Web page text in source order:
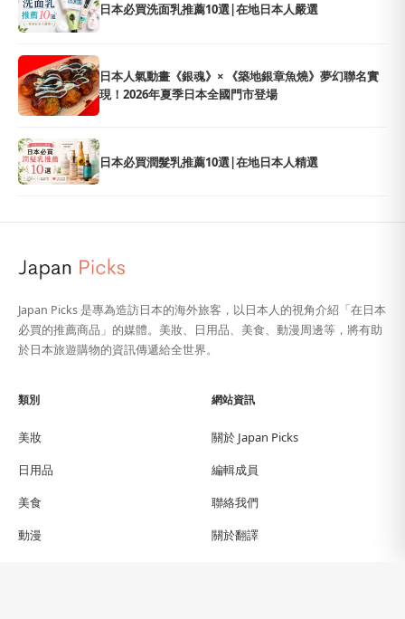
日本必買洗面乳推薦10選|在地日本人嚴選
日本人氣動畫《銀魂》× 《築地銀章魚燒》夢幻聯名實
現！2026年夏季日本全國門市登場
日本必買潤髮乳推薦10選|在地日本人精選
Japan Picks 是專為造訪日本的海外旅客，以日本人的視角介紹「在日本
必買的推薦商品」的媒體。美妝、日用品、美食、動漫周邊等，將有助
於日本旅遊購物的資訊傳遞給全世界。
類別
美妝
日用品
美食
動漫
網站資訊
關於 Japan Picks
編輯成員
聯絡我們
關於翻譯